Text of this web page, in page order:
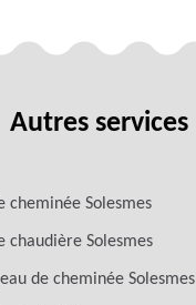
Autres services
cheminée Solesmes
chaudière Solesmes
de cheminée Solesmes